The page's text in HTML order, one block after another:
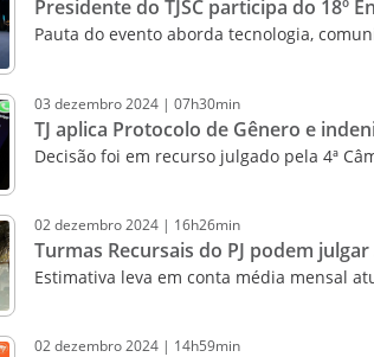
Presidente do TJSC participa do 18º
Pauta do evento aborda tecnologia,
03 dezembro2024 | 07h30min
TJ aplica Protocolo de Gênero e
Decisão foi em recurso julgado pela 4ª
02dezembro2024 | 16h26min
Turmas Recursais do PJ podem
Estimativa leva em conta média mensal
02dezembro2024 | 14h59min